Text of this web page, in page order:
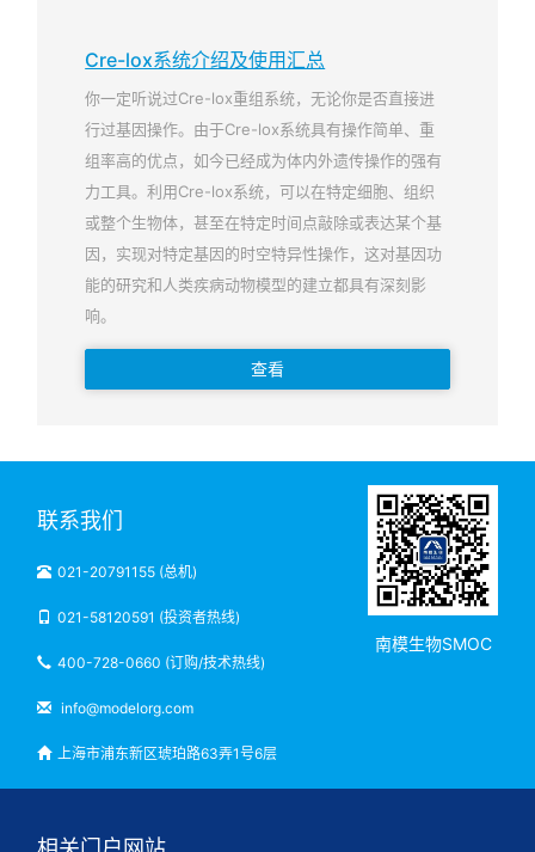
Cre-lox系统介绍及使用汇总
你一定听说过Cre-lox重组系统，无论你是否直接进
行过基因操作。由于Cre-lox系统具有操作简单、重
组率高的优点，如今已经成为体内外遗传操作的强有
力工具。利用Cre-lox系统，可以在特定细胞、组织
或整个生物体，甚至在特定时间点敲除或表达某个基
因，实现对特定基因的时空特异性操作，这对基因功
能的研究和人类疾病动物模型的建立都具有深刻影
响。
查看
联系我们
021-20791155 (总机)
021-58120591 (投资者热线)
400-728-0660 (订购/技术热线)
info@modelorg.com
上海市浦东新区琥珀路63弄1号6层
南模生物SMOC